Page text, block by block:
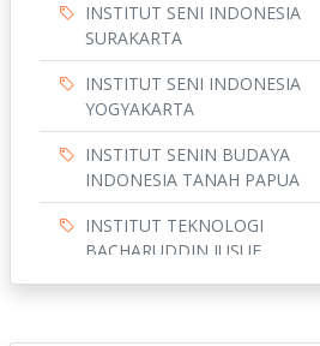
INSTITUT SENI INDONESIA
SURAKARTA
INSTITUT SENI INDONESIA
YOGYAKARTA
INSTITUT SENIN BUDAYA
INDONESIA TANAH PAPUA
INSTITUT TEKNOLOGI
BACHARUDDIN JUSUF